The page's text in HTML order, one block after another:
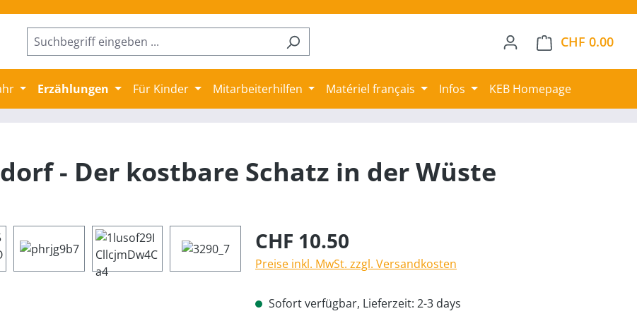
CHF 0.00
Erzählungen Für Kinder Mitarbeiterhilfen Matériel français Infos KEB Homepage
- Der kostbare Schatz in der Wüste
CHF 10.50
Preise inkl. MwSt. zzgl. Versandkosten
Sofort verfügbar, Lieferzeit: 2-3 days